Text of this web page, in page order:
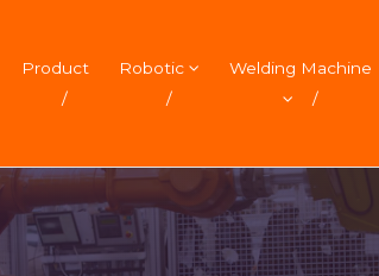
Product
/
Robotic
/
Welding Machine
/